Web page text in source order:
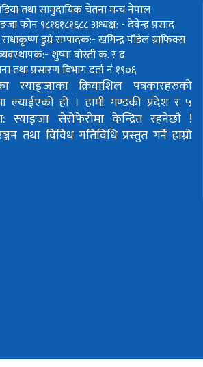
तथा सामुदायिक चेतना मन्च नेपाल
फोन ९८१६१८१६८८अध्यक्ष: - देवेन्द्र प्रसाद
डुम्रेसम्पादक:- खगिन्द्र पौडेलग्राफिक्स
शुष्मा वोस्तीक. र द
तथा प्रसारण बिभाग दर्ता नं १९०६
स्याङ्जाका क्रियाशिल पत्रकारहरुको
ल्याईएको हो । हामी गण्डकी प्रदेश र ५
स्याङ्जा सेरोफेरोमा केन्द्रित रहनेछौ !
तथा विविध गतिविधि प्रस्तुत गर्ने हाम्रो